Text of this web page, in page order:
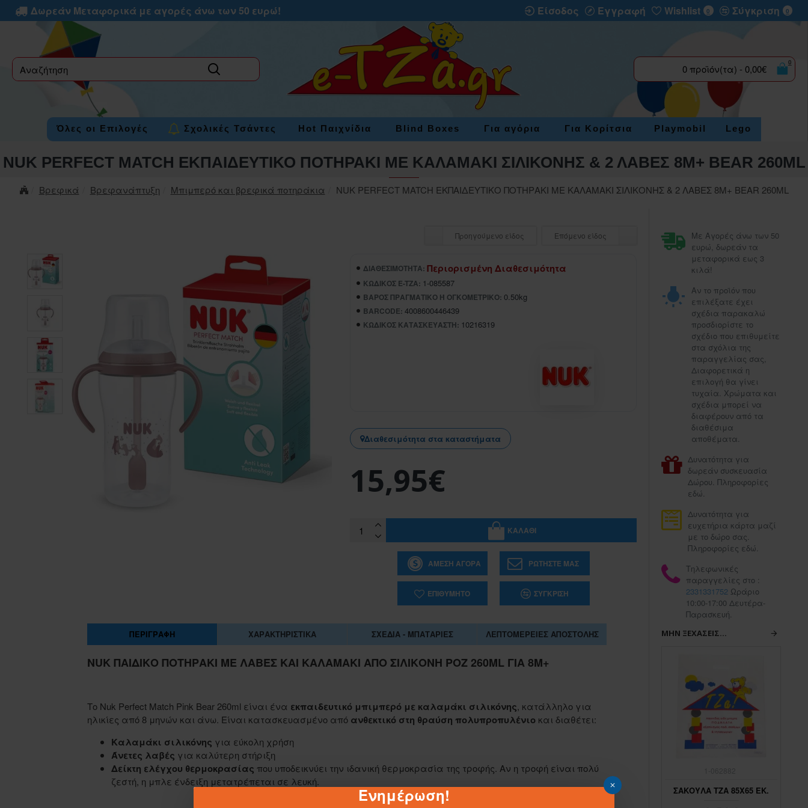
Ενημέρωση!
Δωρεάν Μεταφορικά με αγορές άνω των 50 ευρώ! Είσοδος Εγγραφή Wishlist 0 Σύγκριση 0
label 0 προϊόν(τα) - 0,00€
0
Όλες οι Επιλογές Σχολικές Τσάντες Hot Παιχνίδια Blind Boxes Για αγόρια Για Κορίτσια Playmobil Lego
Βρεφικά Βρεφανάπτυξη Μπιμπερό και βρεφικά ποτηράκια NUK PERFECT MATCH ΕΚΠΑΙΔΕΥΤΙΚΟ ΠΟΤΗΡΑΚΙ ΜΕ ΚΑΛΑΜΑΚΙ ΣΙΛΙΚΟΝΗΣ & 2 ΛΑΒΕΣ 8M+ BEAR 260ML
NUK PERFECT MATCH ΕΚΠΑΙΔΕΥΤΙΚΟ ΠΟΤΗΡΑΚΙ ΜΕ ΚΑΛΑΜΑΚΙ ΣΙΛΙΚΟΝΗΣ & 2 ΛΑΒΕΣ 8M+ BEAR 260ML
Προηγούμενο είδος Επόμενο είδος
ΔΙΑΘΕΣΙΜΌΤΗΤΑ: Περιορισμένη Διαθεσιμότητα
ΚΩΔΙΚΌΣ E-TZA: 1-085587
ΒΆΡΟΣ ΠΡΑΓΜΑΤΙΚΌ Ή ΟΓΚΟΜΕΤΡΙΚΌ: 0.50kg
BARCODE: 4008600446439
ΚΩΔΙΚΌΣ ΚΑΤΑΣΚΕΥΑΣΤΉ: 10216319
Διαθεσιμότητα στα καταστήματα
15,95€
ΚΑΛΆΘΙ
ΆΜΕΣΗ ΑΓΟΡΆ ΡΩΤΉΣΤΕ ΜΑΣ
ΕΠΙΘΥΜΗΤΌ ΣΎΓΚΡΙΣΗ
ΠΕΡΙΓΡΑΦΉ ΧΑΡΑΚΤΗΡΙΣΤΙΚΆ ΣΧΈΔΙΑ - ΜΠΑΤΑΡΊΕΣ ΛΕΠΤΟΜΈΡΕΙΕΣ ΑΠΟΣΤΟΛΉΣ
NUK ΠΑΙΔΙΚΌ ΠΟΤΗΡΆΚΙ ΜΕ ΛΑΒΈΣ ΚΑΙ ΚΑΛΑΜΆΚΙ ΑΠΌ ΣΙΛΙΚΌΝΗ ΡΟΖ 260ML ΓΙΑ 8M+
Το Nuk Perfect Match Pink Bear 260ml είναι ένα εκπαιδευτικό μπιμπερό με καλαμάκι σιλικόνης, κατάλληλο για
ηλικίες από 8 μηνών και άνω. Είναι κατασκευασμένο από ανθεκτικό στη θραύση πολυπροπυλένιο και διαθέτει:
Καλαμάκι σιλικόνης για εύκολη χρήση
Άνετες λαβές για καλύτερη στήριξη
Δείκτη ελέγχου θερμοκρασίας που υποδεικνύει την ιδανική θερμοκρασία της τροφής. Αν η τροφή είναι πολύ
ζεστή, η μπλε ένδειξη μετατρέπεται σε λευκή.
Με Αγορές άνω των 50
ευρώ, δωρεάν τα
μεταφορικά εως 3
κιλά!
Αν το προϊόν που
επιλέξατε έχει
σχέδια παρακαλώ
προσδιορίστε το
σχέδιο που επιθυμείτε
στα σχόλια της
παραγγελίας σας,
Διαφορετικά η
επιλογή θα γίνει
τυχαία. Χρώματα και
σχέδια μπορεί να
διαφέρουν από τα
διαθέσιμα
αποθέματα.
Δυνατότητα για
δωρεάν συσκευασία
Δώρου. Πληροφορίες
εδώ.
Δυνατότητα για
ευχετήρια κάρτα μαζί
με το δώρο σας.
Πληροφορίες εδώ.
Τηλεφωνικές
παραγγελίες στο :
2331331752 Ωράριο
10:00-17:00 Δευτέρα-
Παρασκευή.
ΜΗΝ ΞΕΧΆΣΕΙΣ...
1-062884
ΣΑΚΟΥΛΑ ΤΖΑ 45Χ55 ΕΚ.
1-062883
ΣΑΚΟΥΛΑ ΤΖΑ 45Χ65 ΕΚ. ΣΑΚΟΥΛΑ ΤΖΑ 85Χ65 ΕΚ.